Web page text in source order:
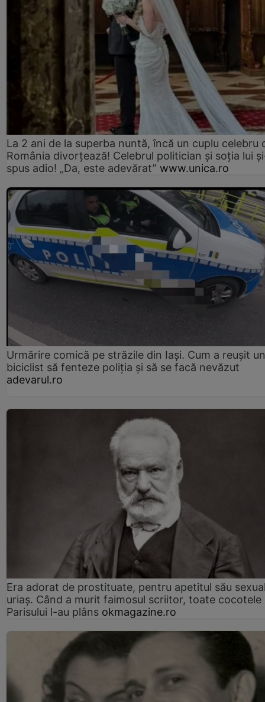
La 2 ani de la superba nuntă, încă un cuplu celebru
România divorțează! Celebrul politician și soția lui
spus adio! „Da, este adevărat” www.unica.ro
Urmărire comică pe străzile din Iași. Cum a reușit un
biciclist să fenteze poliția și să se facă nevăzut
adevarul.ro
Era adorat de prostituate, pentru apetitul său
uriaș. Când a murit faimosul scriitor, toate cocotele
Parisului l-au plâns okmagazine.ro